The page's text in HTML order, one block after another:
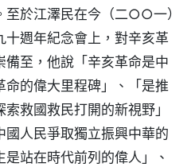
至於江澤民在今（二○○一）
週年紀念會上，對辛亥革
至，他說「辛亥革命是中
的偉大里程碑」、「是推
救國救民打開的新視野」
人民爭取獨立振興中華的
站在時代前列的偉人」、